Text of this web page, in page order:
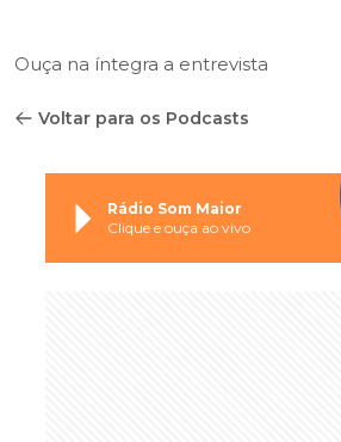
Ouça na íntegra a entrevista
Voltar para os Podcasts
Rádio Som Maior
Clique e ouça ao vivo